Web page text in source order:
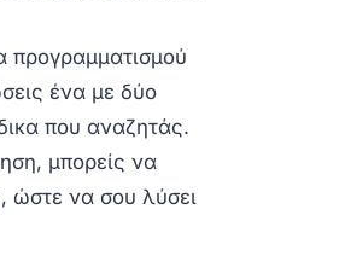
προγραμματισμού
ένα με δύο
που αναζητάς.
μπορείς να
ώστε να σου λύσει